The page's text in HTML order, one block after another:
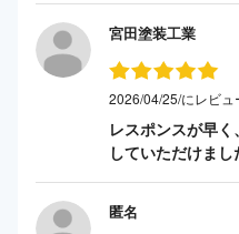
宮田塗装工業
2026/04/25/にレビュ
レスポンスが早
していただけまし
匿名